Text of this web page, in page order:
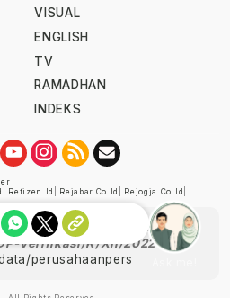
VISUAL
ENGLISH
TV
RAMADHAN
INDEKS
Retizen.id Rejabar.co.id Rejogja.co.id
oleh Dewan Pers
Verifikasi/K/XII/2022
perusahaanpers